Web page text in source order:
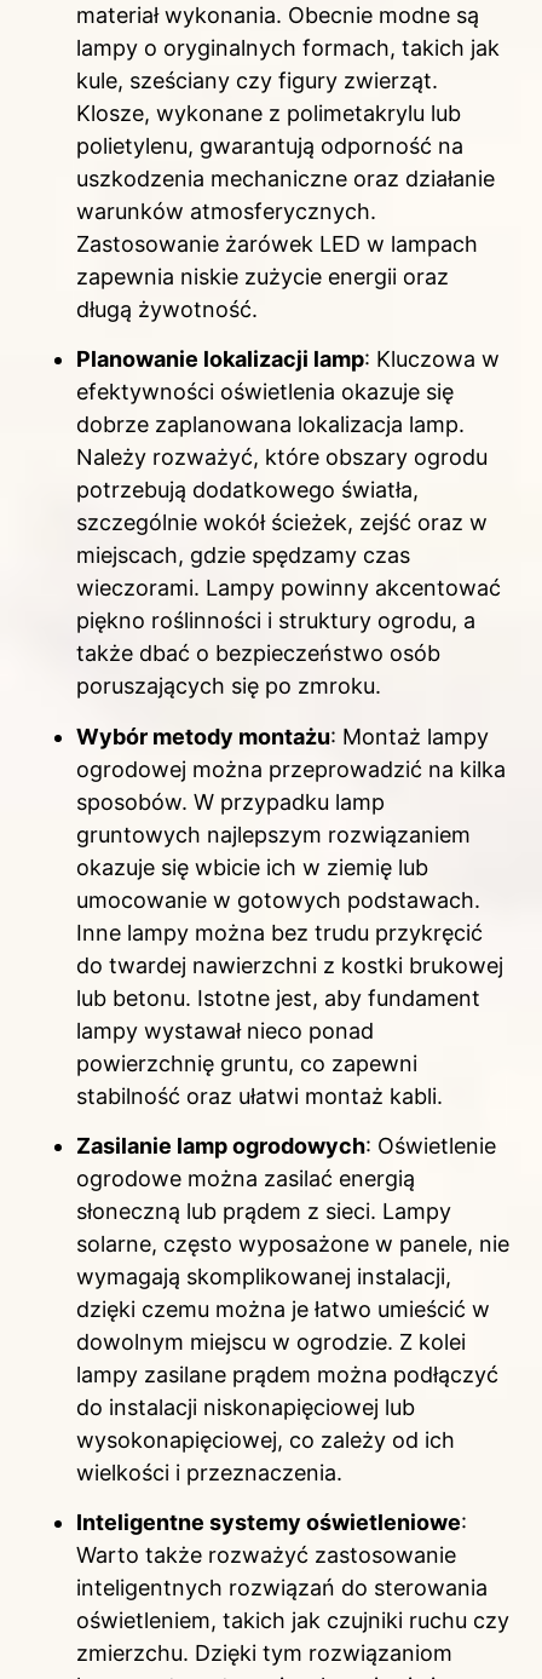
materiał wykonania. Obecnie modne są
lampy o oryginalnych formach, takich jak
kule, sześciany czy figury zwierząt.
Klosze, wykonane z polimetakrylu lub
polietylenu, gwarantują odporność na
uszkodzenia mechaniczne oraz działanie
warunków atmosferycznych.
Zastosowanie żarówek LED w lampach
zapewnia niskie zużycie energii oraz
długą żywotność.
Planowanie lokalizacji lamp: Kluczowa w
efektywności oświetlenia okazuje się
dobrze zaplanowana lokalizacja lamp.
Należy rozważyć, które obszary ogrodu
potrzebują dodatkowego światła,
szczególnie wokół ścieżek, zejść oraz w
miejscach, gdzie spędzamy czas
wieczorami. Lampy powinny akcentować
piękno roślinności i struktury ogrodu, a
także dbać o bezpieczeństwo osób
poruszających się po zmroku.
Wybór metody montażu: Montaż lampy
ogrodowej można przeprowadzić na kilka
sposobów. W przypadku lamp
gruntowych najlepszym rozwiązaniem
okazuje się wbicie ich w ziemię lub
umocowanie w gotowych podstawach.
Inne lampy można bez trudu przykręcić
do twardej nawierzchni z kostki brukowej
lub betonu. Istotne jest, aby fundament
lampy wystawał nieco ponad
powierzchnię gruntu, co zapewni
stabilność oraz ułatwi montaż kabli.
Zasilanie lamp ogrodowych: Oświetlenie
ogrodowe można zasilać energią
słoneczną lub prądem z sieci. Lampy
solarne, często wyposażone w panele, nie
wymagają skomplikowanej instalacji,
dzięki czemu można je łatwo umieścić w
dowolnym miejscu w ogrodzie. Z kolei
lampy zasilane prądem można podłączyć
do instalacji niskonapięciowej lub
wysokonapięciowej, co zależy od ich
wielkości i przeznaczenia.
Inteligentne systemy oświetleniowe:
Warto także rozważyć zastosowanie
inteligentnych rozwiązań do sterowania
oświetleniem, takich jak czujniki ruchu czy
zmierzchu. Dzięki tym rozwiązaniom